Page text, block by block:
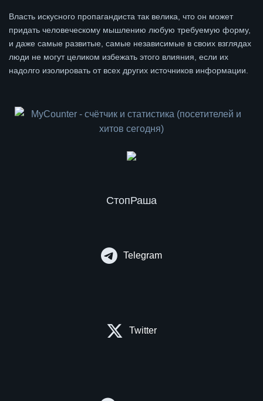
Власть искусного пропагандиста так велика, что он может
придать человеческому мышлению любую требуемую форму,
и даже самые развитые, самые независимые в своих взглядах
люди не могут целиком избежать этого влияния, если их
надолго изолировать от всех других источников информации.
СтопРаша
Telegram
Twitter